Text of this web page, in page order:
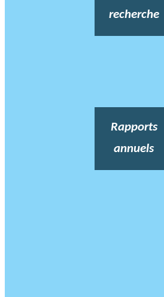
recherche
Rapports
annuels